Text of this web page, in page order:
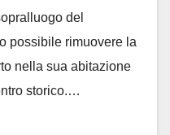
del
possibile rimuovere la
nella sua abitazione
storico.…